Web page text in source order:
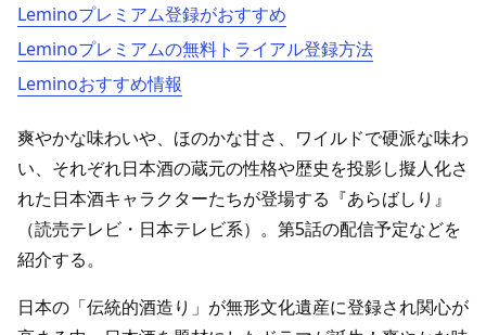
Leminoプレミアム登録がおすすめ
Leminoプレミアムの無料トライアル登録方法
Leminoおすすめ情報
爽やかな味わいや、ほのかな甘さ、ワイルドで硬派な味わ
い、それぞれ日本酒の蔵元の性格や歴史を投影し擬人化さ
れた日本酒キャラクターたちが登場する『あらばしり』
（読売テレビ・日本テレビ系）。第5話の配信予定などを
紹介する。
日本の「伝統的酒造り」が無形文化遺産に登録され関心が